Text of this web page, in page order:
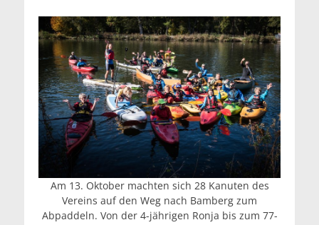
Am 13. Oktober machten sich 28 Kanuten des
Vereins auf den Weg nach Bamberg zum
Abpaddeln. Von der 4-jährigen Ronja bis zum 77-